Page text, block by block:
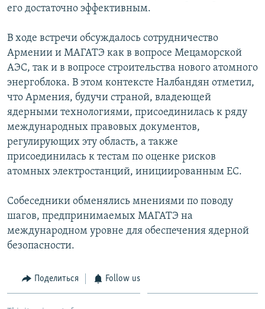
его достаточно эффективным.
В ходе встречи обсуждалось сотрудничество
Армении и МАГАТЭ как в вопросе Мецаморской
АЭС, так и в вопросе строительства нового атомного
энергоблока. В этом контексте Налбандян отметил,
что Армения, будучи страной, владеющей
ядерными технологиями, присоединилась к ряду
международных правовых документов,
регулирующих эту область, а также
присоединилась к тестам по оценке рисков
атомных электростанций, инициированным ЕС.
Собеседники обменялись мнениями по поводу
шагов, предпринимаемых МАГАТЭ на
международном уровне для обеспечения ядерной
безопасности.
Поделиться Follow us